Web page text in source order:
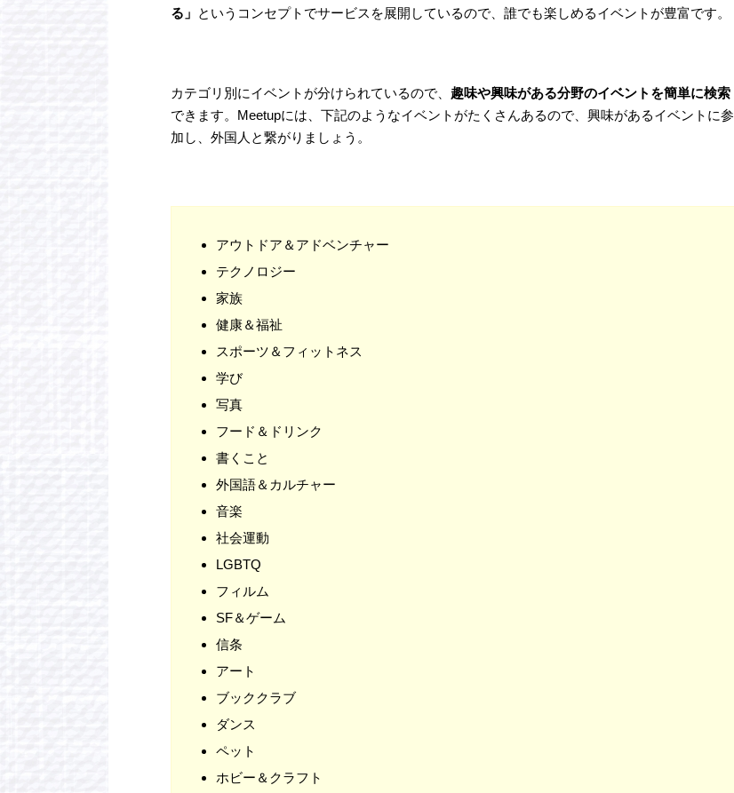
る」 というコンセプトでサービスを展開しているので、誰でも楽しめるイベントが豊富です。
カテゴリ別にイベントが分けられているので、 趣味や興味がある分野のイベントを簡単に検索
できます。Meetupには、下記のようなイベントがたくさんあるので、興味があるイベントに参
加し、外国人と繋がりましょう。
アウトドア＆アドベンチャー
テクノロジー
家族
健康＆福祉
スポーツ＆フィットネス
学び
写真
フード＆ドリンク
書くこと
外国語＆カルチャー
音楽
社会運動
LGBTQ
フィルム
SF＆ゲーム
信条
アート
ブッククラブ
ダンス
ペット
ホビー＆クラフト